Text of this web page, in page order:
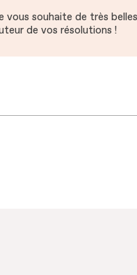
vous souhaite de très belles
de vos résolutions !